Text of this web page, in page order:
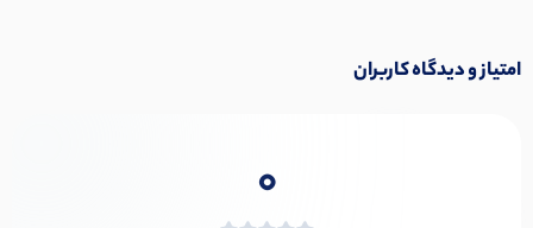
امتیاز و دیدگاه کاربران
0